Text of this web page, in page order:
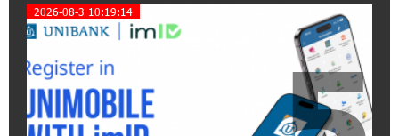
11:56:27 1-07-2026
Travel Without Borders: Ucom Introduces New
15:08:55 30-06-2026
Artur Nakhshikyan has joined the Supervisory
2026-08-3 10:19:14